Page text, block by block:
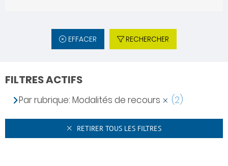
EFFACER RECHERCHER
FILTRES ACTIFS
Par rubrique: Modalités de recours (2)
RETIRER TOUS LES FILTRES